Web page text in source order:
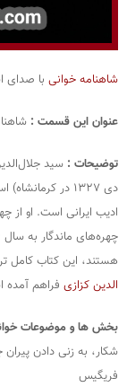
شاهنامه خوانی با صدای
عنوان این قسمت :
توضیحات :
دی ۱۳۲۷ در
ادیب ایرانی است. او از
چهره‌های ماندگار به سال ۱۳۸۴ است. استاد کزازی عزیز نویسنده کتاب
هستند، این کتاب
الدین کزازی فراهم
بخش ها و موضوعات
شکار، به زنی دادن
فریگیس